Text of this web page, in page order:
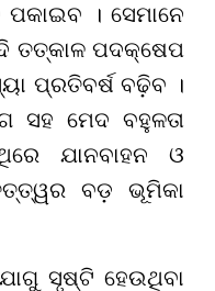
ପକାଇବ । ସେମାନେ
ତତ୍କାଳ ପଦକ୍ଷେପ
ପ୍ରତିବର୍ଷ ବଢ଼ିବ ।
ସହ ମେଦ ବହୁଳତା
ଯାନବାହନ ଓ
ବଡ଼ ଭୂମିକା
ସୃଷ୍ଟି ହେଉଥିବା